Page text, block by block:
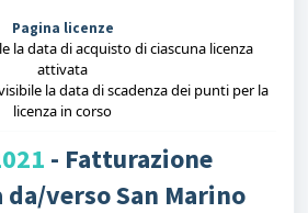
Pagina licenze
la data di acquisto di ciascuna licenza
attivata
la data di scadenza dei punti per la
licenza in corso
- Fatturazione
verso San Marino